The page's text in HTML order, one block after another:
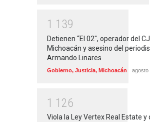
1 1 39
Detienen “El 02″, operador del
Michoacán y asesino del
Armando Linares
Gobierno, Justicia, Michoacán agosto
1 1 26
Viola la Ley Vertex Real Estate y